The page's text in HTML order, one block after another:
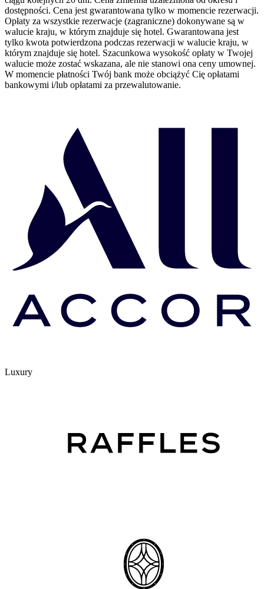
dostępności. Cena jest gwarantowana tylko w momencie rezerwacji.
Opłaty za wszystkie rezerwacje (zagraniczne) dokonywane są w
walucie kraju, w którym znajduje się hotel. Gwarantowana jest
tylko kwota potwierdzona podczas rezerwacji w walucie kraju, w
którym znajduje się hotel. Szacunkowa wysokość opłaty w Twojej
walucie może zostać wskazana, ale nie stanowi ona ceny umownej.
W momencie płatności Twój bank może obciążyć Cię opłatami
bankowymi i/lub opłatami za przewalutowanie.
Luxury